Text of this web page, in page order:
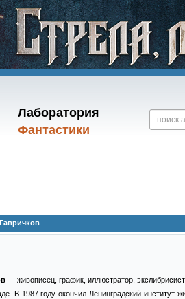
Лаборатория
Фантастики
— живописец, график, иллюстратор,
В 1987 году окончил Ленинградский